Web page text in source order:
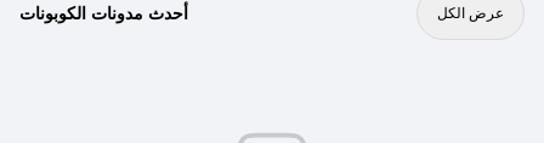
أحدث مدونات الكوبونات عرض الكل